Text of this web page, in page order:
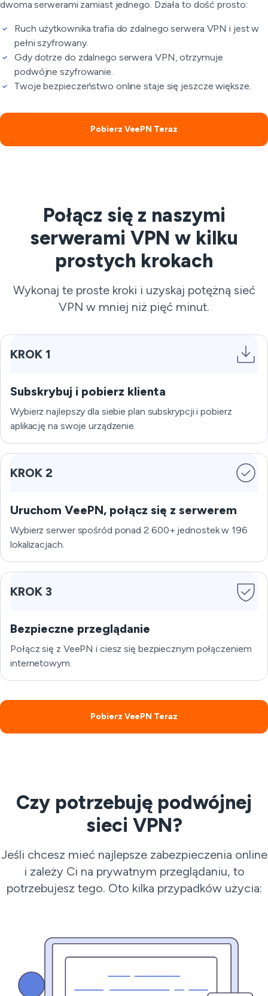
dwoma serwerami zamiast jednego. Działa to dość prosto:
Ruch użytkownika trafia do zdalnego serwera VPN i jest w
pełni szyfrowany.
Gdy dotrze do zdalnego serwera VPN, otrzymuje
podwójne szyfrowanie.
Twoje bezpieczeństwo online staje się jeszcze większe.
Pobierz VeePN Teraz
Połącz się z naszymi
serwerami VPN w kilku
prostych krokach
Wykonaj te proste kroki i uzyskaj potężną sieć
VPN w mniej niż pięć minut.
KROK 1
Subskrybuj i pobierz klienta
Wybierz najlepszy dla siebie plan subskrypcji i pobierz
aplikację na swoje urządzenie.
KROK 2
Uruchom VeePN, połącz się z serwerem
Wybierz serwer spośród ponad 2 600+ jednostek w 196
lokalizacjach.
KROK 3
Bezpieczne przeglądanie
Połącz się z VeePN i ciesz się bezpiecznym połączeniem
internetowym.
Pobierz VeePN Teraz
Czy potrzebuję podwójnej
sieci VPN?
Jeśli chcesz mieć najlepsze zabezpieczenia online
i zależy Ci na prywatnym przeglądaniu, to
potrzebujesz tego. Oto kilka przypadków użycia: